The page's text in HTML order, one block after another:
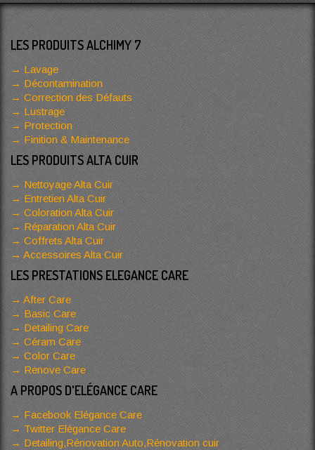
LES PRODUITS ALCHIMY 7
Lavage
Décontamination
Correction des Défauts
Lustrage
Protection
Finition & Maintenance
LES PRODUITS ALTA CUIR
Nettoyage Alta Cuir
Entretien Alta Cuir
Coloration Alta Cuir
Réparation Alta Cuir
Coffrets Alta Cuir
Accessoires Alta Cuir
LES PRESTATIONS ELEGANCE CARE
After Care
Basic Care
Detailing Care
Céram Care
Color Care
Renove Care
A PROPOS D'ELÉGANCE CARE
Facebook Elégance Care
Twitter Elégance Care
Detailing,Rénovation Auto,Rénovation cuir